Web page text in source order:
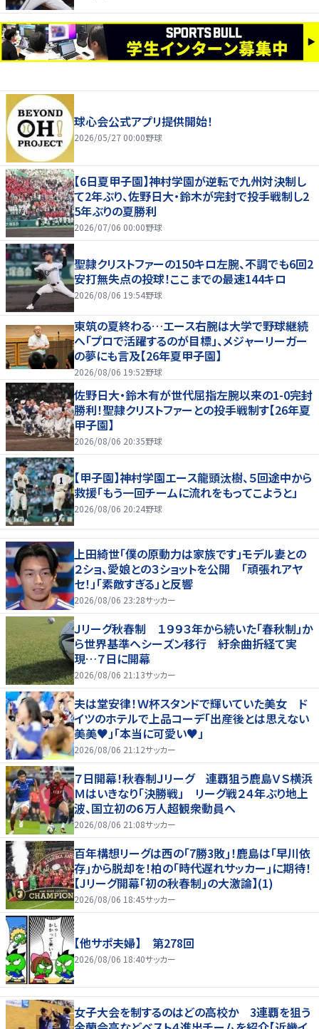
球心会公式アプリ提供開始！
2026/05/27 00:00野球
【6日夏甲子園】神村学園が逆転で九州対決制し
て2年ぶり、佐野日大・鈴木が完封で投手戦制し2
5年ぶりの夏勝利
2026/07/06 00:00野球
聖隷クリストファーの150キロ左腕、不調でも6回2
安打無失点の投球！ここまでの最速144キロ
2026/08/06 19:54野球
東筑の夏終わる…エース右腕は大学で野球継続
へ「プロで活躍するのが目標」、メジャーリーガー
の夢にも言及【26年夏甲子園】
2026/08/06 19:52野球
佐野日大・鈴木有が世代屈指左腕以来の1-0完封
勝利！聖隷クリストファーとの投手戦制す【26年夏
甲子園】
2026/08/06 20:35野球
【甲子園】神村学園エース龍頭汰樹、５回途中から
救援「もう一回チームに流れをもってこようと」
2026/08/06 20:24野球
上田綺世「僕の原動力は家族です」モデル妻との
２ショ、愛娘との３ショットを公開 「頑張れアヤ
セ！」「素敵すぎる」と反響
2026/08/06 23:28サッカー
Ｊリーグ秋春制 １９９３年から続いた「春秋制」か
ら世界基準へシーズン移行 紆余曲折経て実
現…７日に開幕
2026/08/06 21:13サッカー
夫は堂安律！Ｗ杯スタンドで輝いていた美女 ド
イツのホテルで上品コーデ「出産後とは思えない
美美♥」「本当に可愛い♥」
2026/08/06 21:12サッカー
７日開幕！秋春制Ｊリーグ 連覇狙う鹿島ＶＳ横浜
Ｍはいきなり「決勝戦」 リーグ戦２４年ぶり地上
波、国立初の６万人超観衆動員へ
2026/08/06 21:08サッカー
百年構想リーグは西の｢7勝3敗｣！鹿島は｢早川依
存｣から脱却を！柏の｢時代遅れサッカー｣に期待！
【Jリーグ開幕｢初の秋春制｣の大激論】(1)
2026/08/06 18:45サッカー
【他サポ夫婦】 第278回
2026/08/06 18:40サッカー
女子大会を制するのはどの高校か 3連覇を狙う